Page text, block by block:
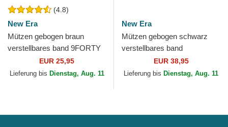
(4.8)
New Era
Mützen gebogen braun
verstellbares band 9FORTY
League Essential der New
York Yankees MLB von New
EUR 25,95
Lieferung bis Dienstag, Aug. 11
New Era
Mützen gebogen schwarz
verstellbares band
9TWENTY Worn PU der New
York Yankees MLB von New
EUR 38,95
Lieferung bis Dienstag, Aug. 11